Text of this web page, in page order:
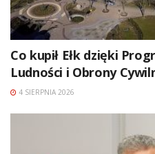
Co kupił Ełk dzięki
Ludności i Obrony
4 SIERPNIA 2026